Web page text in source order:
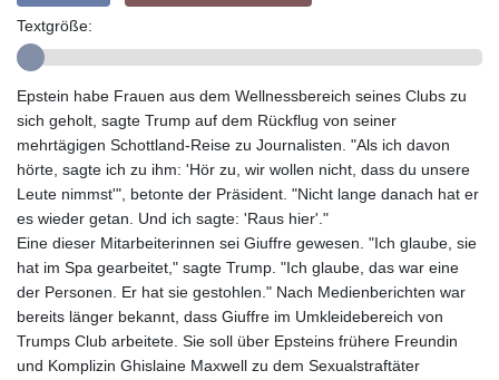
GNF
HNL 30.88171
HTG 150.649793
HUF 364.625083
20648.821428
ILS 3.46629
Textgröße:
Epstein habe Frauen aus dem Wellnessbereich seines Clubs zu
sich geholt, sagte Trump auf dem Rückflug von seiner
mehrtägigen Schottland-Reise zu Journalisten. "Als ich davon
hörte, sagte ich zu ihm: 'Hör zu, wir wollen nicht, dass du unsere
Leute nimmst'", betonte der Präsident. "Nicht lange danach hat er
es wieder getan. Und ich sagte: 'Raus hier'."
Eine dieser Mitarbeiterinnen sei Giuffre gewesen. "Ich glaube, sie
hat im Spa gearbeitet," sagte Trump. "Ich glaube, das war eine
der Personen. Er hat sie gestohlen." Nach Medienberichten war
bereits länger bekannt, dass Giuffre im Umkleidebereich von
Trumps Club arbeitete. Sie soll über Epsteins frühere Freundin
und Komplizin Ghislaine Maxwell zu dem Sexualstraftäter